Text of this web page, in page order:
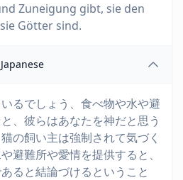
Zuneigung gibt, sie den
Götter sind.
Japanese
るでしょう、食べ物や水や避
、彼らはあなたを神だと思う
の飼い主は強制されて気づく
避難所や愛情を提供すると、
ると結論づけるということ